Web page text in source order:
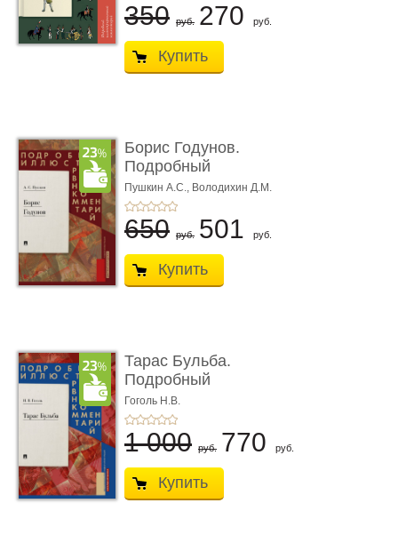
350 руб. 270 руб.
Купить
Борис Годунов.
Подробный
иллюстрированный
ком ...
Пушкин А.С., Володихин Д.М.
650 руб. 501 руб.
Купить
Тарас Бульба.
Подробный
иллюстрированный
комм ...
Гоголь Н.В.
1 000 руб. 770 руб.
Купить